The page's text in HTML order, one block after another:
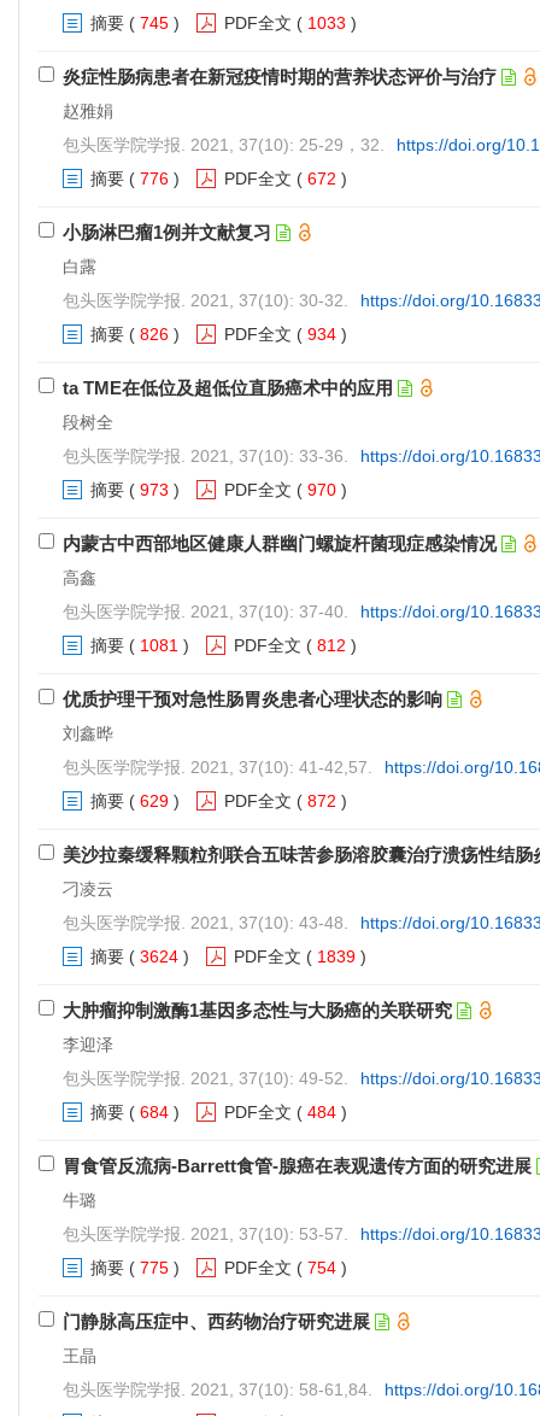
摘要 ( 745 ) PDF全文 ( 1033 )
炎症性肠病患者在新冠疫情时期的营养状态评价与治疗
赵雅娟
包头医学院学报. 2021, 37(10): 25-29，32.
https://doi.org/
摘要 ( 776 ) PDF全文 ( 672 )
小肠淋巴瘤1例并文献复习
白露
包头医学院学报. 2021, 37(10): 30-32.
https://doi.org/
摘要 ( 826 ) PDF全文 ( 934 )
ta TME在低位及超低位直肠癌术中的应用
段树全
包头医学院学报. 2021, 37(10): 33-36.
https://doi.org/
摘要 ( 973 ) PDF全文 ( 970 )
内蒙古中西部地区健康人群幽门螺旋杆菌现症感染情况
高鑫
包头医学院学报. 2021, 37(10): 37-40.
https://doi.org/
摘要 ( 1081 ) PDF全文 ( 812 )
优质护理干预对急性肠胃炎患者心理状态的影响
刘鑫晔
包头医学院学报. 2021, 37(10): 41-42,57.
https://doi.org/
摘要 ( 629 ) PDF全文 ( 872 )
美沙拉秦缓释颗粒剂联合五味苦参肠溶胶囊治疗溃疡性结肠
刁凌云
包头医学院学报. 2021, 37(10): 43-48.
https://doi.org/
摘要 ( 3624 ) PDF全文 ( 1839 )
大肿瘤抑制激酶1基因多态性与大肠癌的关联研究
李迎泽
包头医学院学报. 2021, 37(10): 49-52.
https://doi.org/
摘要 ( 684 ) PDF全文 ( 484 )
胃食管反流病-Barrett食管-腺癌在表观遗传方面的研究进展
牛璐
包头医学院学报. 2021, 37(10): 53-57.
https://doi.org/
摘要 ( 775 ) PDF全文 ( 754 )
门静脉高压症中、西药物治疗研究进展
王晶
包头医学院学报. 2021, 37(10): 58-61,84.
https://doi.org/